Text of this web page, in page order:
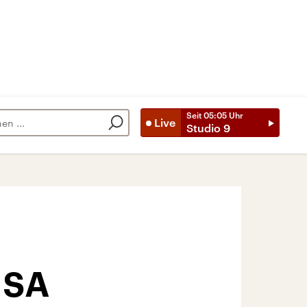
Live
Seit 05:05 Uhr
Studio 9